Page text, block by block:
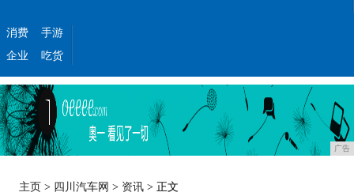
消费
手游
企业
吃货
广告
主页 > 四川汽车网 > 资讯 > 正文